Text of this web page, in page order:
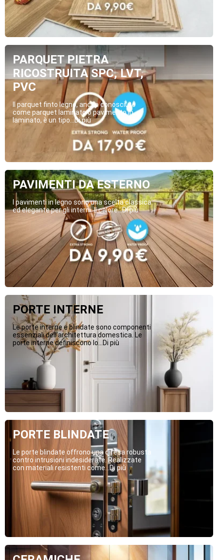
PARQUET PIETRA
RICOSTRUITA SPC, LVT,
PVC
Il parquet finto legno, anche conosciuto
come parquet laminato o pavimento in
laminato, è un tipo...Di più
PAVIMENTI DA ESTERNO
I pavimenti in legno sono una scelta classica
ed elegante per gli interni. Il calore...Di più
PORTE INTERNE
Le porte interne e blindate sono componenti
essenziali dell’architettura domestica. Le
porte interne definiscono lo...Di più
PORTE BLINDATE
Le porte blindate offrono una difesa robusta
contro intrusioni indesiderate. Realizzate
con materiali resistenti come...Di più